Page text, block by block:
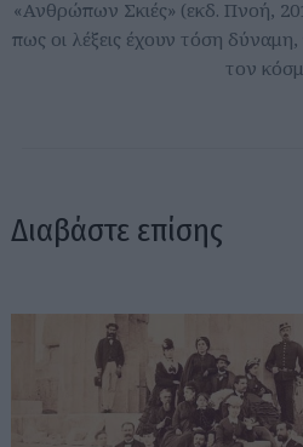
«Ανθρώπων Σκιές» (εκδ. Πνοή,
πως οι λέξεις έχουν τόση
τον
Διαβάστε επίσης